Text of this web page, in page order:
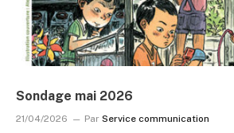
Sondage mai 2026
21/04/2026 Par Service communication